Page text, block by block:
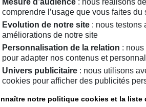
L'observation d'un tir de
la mise en œuvre immédiate
(Centre Régional
de recherches nautiques et
comprendre l’usage que vous faites
Evolution de notre site : nous testons
améliorations de notre site
Personnalisation de la relation :
pour adapter nos contenus et
Univers publicitaire : nous utilisons
cookies pour afficher des publicités
notre politique cookies et la liste